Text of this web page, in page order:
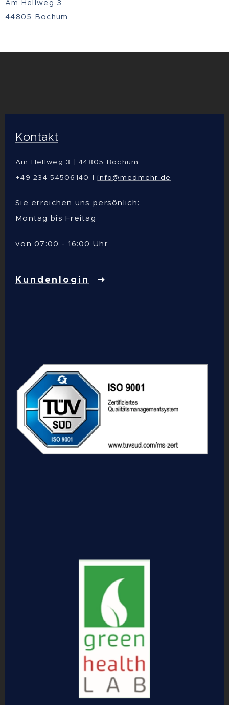
Am Hellweg 3
44805 Bochum
Kontakt
Am Hellweg 3 | 44805 Bochum
+49 234 54506140 |info@medmehr.de
Sie erreichen uns persönlich:
Montag bis Freitag
von 07:00 - 16:00 Uhr
Kundenlogin